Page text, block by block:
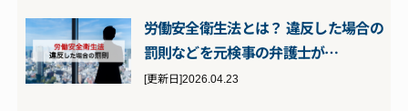
労働安全衛生法とは？ 違反した場合の
罰則などを元検事の弁護士が…
[更新日]2026.04.23